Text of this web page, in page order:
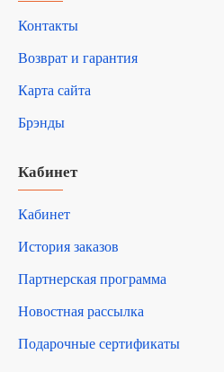
Контакты
Возврат и гарантия
Карта сайта
Брэнды
Кабинет
Кабинет
История заказов
Партнерская программа
Новостная рассылка
Подарочные сертификаты